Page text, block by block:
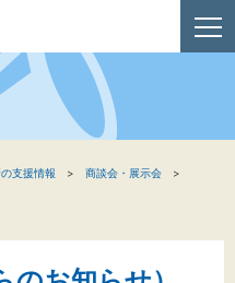
報
支援情報
商談会・展示会